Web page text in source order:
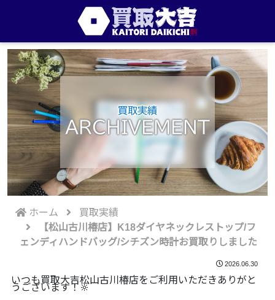
買取実績
ARCHIVEMENT
ホーム
買取実績
【松山古川椿店】K18ダイヤネックレストップ/フ
ェンディハンドバッグ/シチズン時計お買取りしました
2026.06.30
いつも買取大吉松山古川椿店をご利用いただきありがと
うございます！🔆